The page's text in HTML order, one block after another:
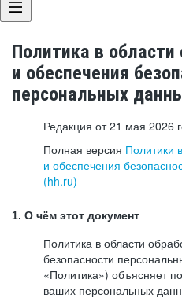
Политика в области
и обеспечения
персональных
Редакция от 21 мая 2026
Полная версия Политики
и обеспечения
(hh.ru)
1. О чём этот документ
Политика в области
безопасности
«Политика») объясняет
ваших персональных